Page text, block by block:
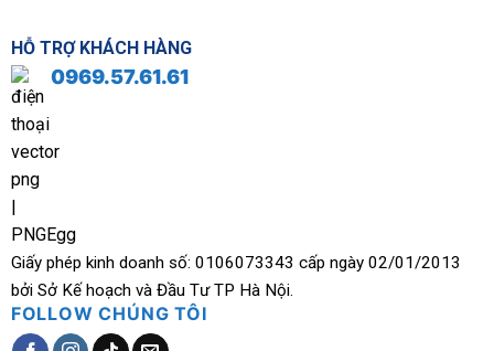
HỖ TRỢ KHÁCH HÀNG
0969.57.61.61
Giấy phép kinh doanh số: 0106073343 cấp ngày 02/01/2013
bởi Sở Kế hoạch và Đầu Tư TP Hà Nội.
FOLLOW CHÚNG TÔI